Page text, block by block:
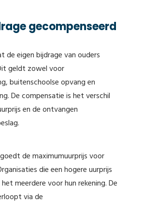
gecompenseerd
de eigen bijdrage van ouders
geldt zowel voor
buitenschoolse opvang en
De compensatie is het verschil
en de ontvangen
de maximumuurprijs voor
die een hogere uurprijs
meerdere voor hun rekening. De
via de